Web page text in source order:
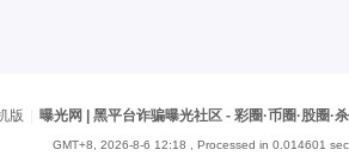
版 曝光网 | 黑平台诈骗曝光社区 - 彩圈·币圈·股圈·
GMT+8, 2026-8-6 12:18 , Processed in 0.014601